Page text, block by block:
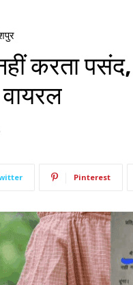
नहीं करता
Pinterest